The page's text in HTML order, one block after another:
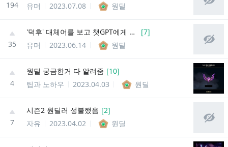
194
유머
2023.07.08 원딜
35
'덕후' 대체어를 보고 챗GPT에게 물어봤다. [7]
유머
2023.06.14 원딜
4
원딜 궁금한거 다 알려줌 [10]
팁과 노하우
2023.04.03 원딜
7
시즌2 원딜러 성불했음 [2]
자유
2023.04.02 원딜